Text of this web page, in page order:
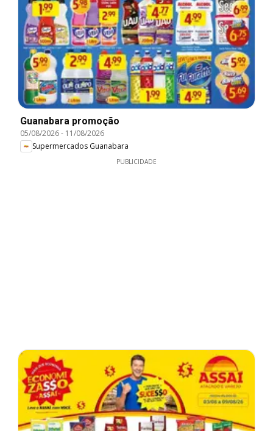
Guanabara promoção
05/08/2026- 11/08/2026
Supermercados Guanabara
PUBLICIDADE